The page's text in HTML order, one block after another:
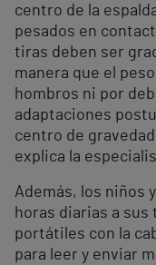
centro de la
pesados en
tiras deben ser
manera que el
hombros ni por
adaptaciones
centro de gravedad
explica la
Además, los niños
horas diarias a
portátiles con la
para leer y enviar